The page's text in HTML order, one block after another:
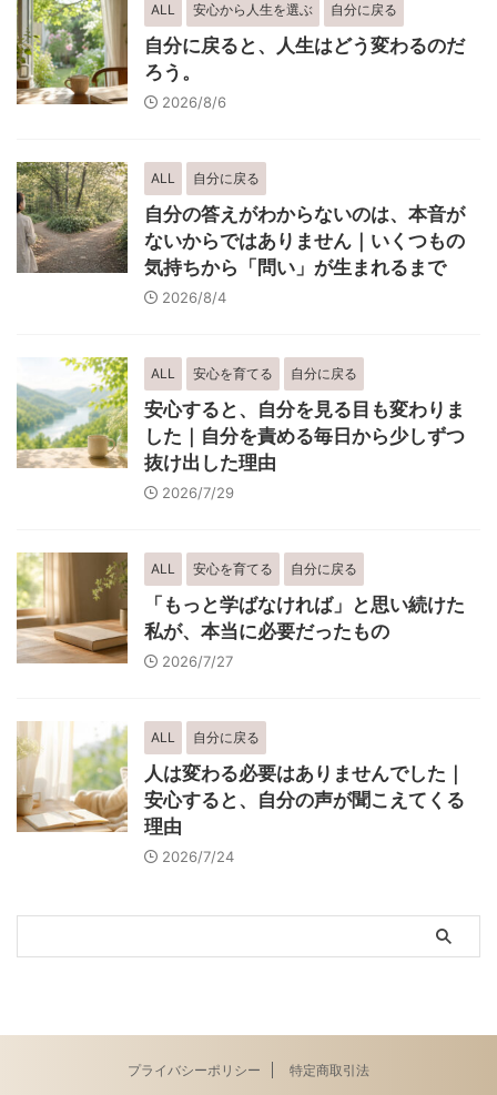
ALL 安心から人生を選ぶ 自分に戻る
自分に戻ると、人生はどう変わるのだ
ろう。
2026/8/6
ALL 自分に戻る
自分の答えがわからないのは、本音が
ないからではありません｜いくつもの
気持ちから「問い」が生まれるまで
2026/8/4
ALL 安心を育てる 自分に戻る
安心すると、自分を見る目も変わりま
した｜自分を責める毎日から少しずつ
抜け出した理由
2026/7/29
ALL 安心を育てる 自分に戻る
「もっと学ばなければ」と思い続けた
私が、本当に必要だったもの
2026/7/27
ALL 自分に戻る
人は変わる必要はありませんでした｜
安心すると、自分の声が聞こえてくる
理由
2026/7/24
プライバシーポリシー 特定商取引法